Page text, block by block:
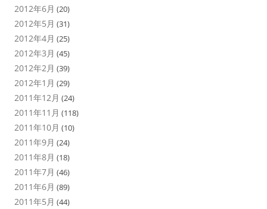
2012年6月 (20)
2012年5月 (31)
2012年4月 (25)
2012年3月 (45)
2012年2月 (39)
2012年1月 (29)
2011年12月 (24)
2011年11月 (118)
2011年10月 (10)
2011年9月 (24)
2011年8月 (18)
2011年7月 (46)
2011年6月 (89)
2011年5月 (44)